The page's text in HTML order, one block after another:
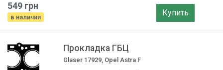
549 грн
в наличии Купить
Прокладка ГБЦ
Glaser 17929, Opel Astra F